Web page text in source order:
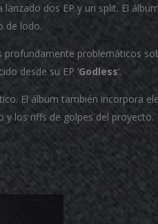
lanzado dos EP y un split. El
de lodo.
profundamente problemáticos
desde su EP ‘Godless‘.
El álbum también incorpora
y los riffs de golpes del proyecto.